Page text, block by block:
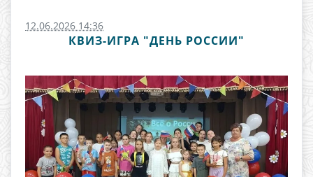
12.06.2026 14:36
КВИЗ-ИГРА "ДЕНЬ РОССИИ"